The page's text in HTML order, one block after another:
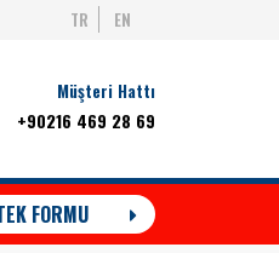
TR EN
Müşteri Hattı
+90216 469 28 69
FORMU